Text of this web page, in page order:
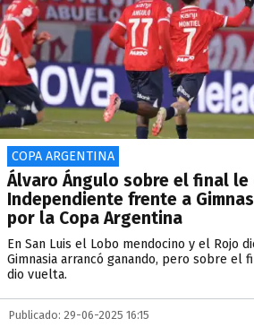
COPA ARGENTINA
Álvaro Ángulo sobre el final
Independiente frente a
por la Copa Argentina
En San Luis el Lobo mendocino y el Rojo
Gimnasia arrancó ganando, pero sobre el
dio vuelta.
Publicado: 29-06-2025 16:15